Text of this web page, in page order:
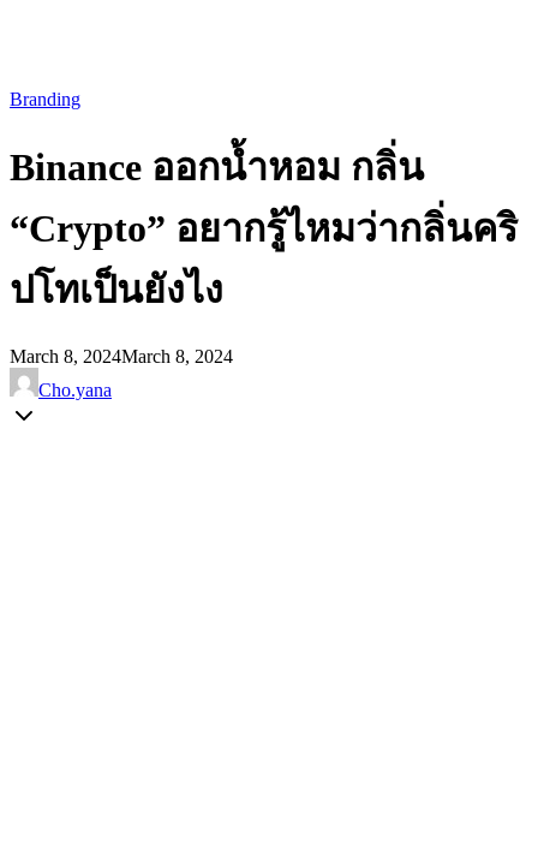
Branding
Binance ออกน้ำหอม กลิ่น
“Crypto” อยากรู้ไหมว่ากลิ่นคริ
ปโทเป็นยังไง
March 8, 2024March 8, 2024
Cho.yana